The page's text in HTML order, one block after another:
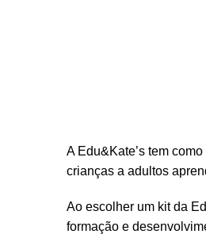
A Edu&Kate’s tem
crianças a adultos
Ao escolher um kit da
formação e